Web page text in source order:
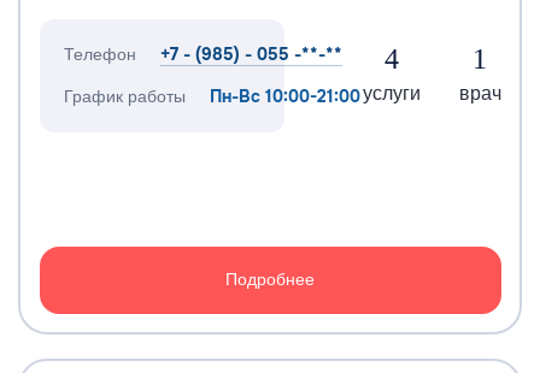
Телефон +7 - (985) - 055 -**-**
График работы Пн-Вс 10:00-21:00
4
услуги
1
врач
Подробнее